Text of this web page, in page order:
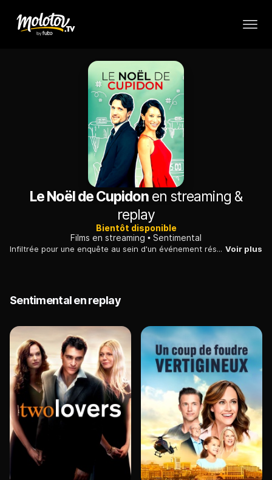
Le Noël de Cupidonen streaming &
replay
Bientôt disponible
Films en streaming
Sentimental
Infiltrée pour une enquête au sein d'un événement réservé aux célibataires en quête d'amour, une jeune journaliste tombe vite sous le charme d'un des participants. Voir plus
Sentimental en replay